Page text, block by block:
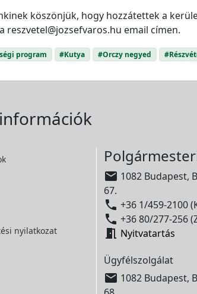
köszönjük, hogy hozzátettek a
reszvetel@jozsefvaros.hu email címen.
program #Kutya #Orczy negyed
nyilatkozat
 1082 Budapest,
67.
 +36 1/459-2100
 +36 80/277-256
 Nyitvatartás
Ügyfélszolgálat
 1082 Budapest,